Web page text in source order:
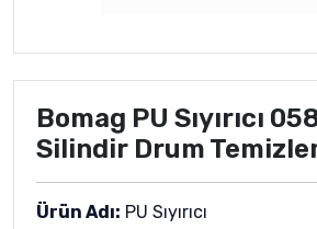
Bomag PU Sıyırıcı
Silindir Drum
Ürün Adı: PU Sıyırıcı